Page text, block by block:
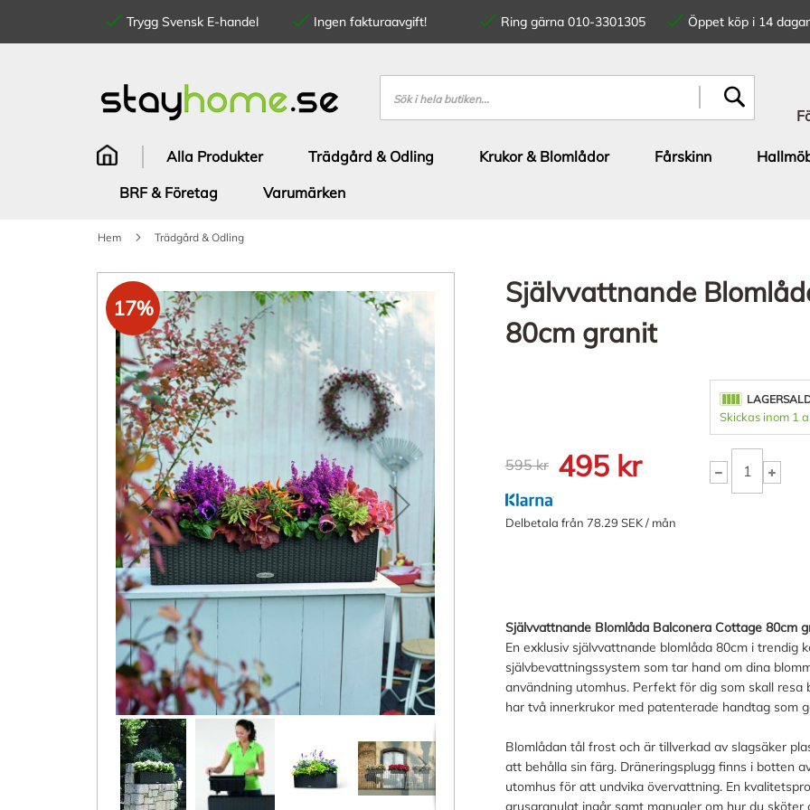
Trygg Svensk E-handel Ingen fakturaavgift! Ring gärna 010-3301305
Öppet köp i 14
innehållet
Sök
Alla Produkter Trädgård & Odling Krukor & Blomlådor Fårskinn
BRF & Företag
Varumärken
Hem Trädgård & Odling
Hoppa
till
slutet
bildgalleriet
17%
Självvattnande
80cm granit
595 kr 495 kr
Delbetala från 78.29 SEK / mån
Skickas inom 1
Självvattnande Blomlåda Balconera Cottage 80cm
En exklusiv självvattnande blomlåda 80cm i
självbevattningssystem som tar hand om dina
användning utomhus. Perfekt för dig som skall
har två innerkrukor med patenterade handtag som
Blomlådan tål frost och är tillverkad av slagsäker
att behålla sin färg. Dräneringsplugg finns i botten
utomhus för att undvika övervattning. En
grusgranulat ingår samt manualer om hur du